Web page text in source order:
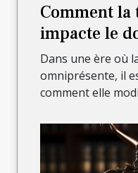
Comment la
impacte le
Dans une ère où
omniprésente, il
comment elle